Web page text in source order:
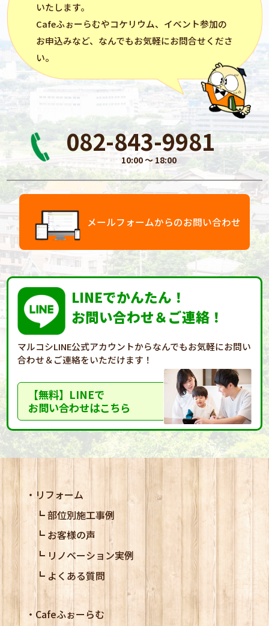
いたします。
Cafeふぉーらむやコケリウム、イベント参加の
お申込みなど、なんでもお気軽にお問合せくださ
い。
082-843-9981
10:00 〜 18:00
メールフォームからのお問い合わせ
LINEでかんたん！
お問い合わせ＆ご連絡！
マルコシLINE公式アカウントからなんでもお気軽にお問い
合わせ＆ご連絡をいただけます！
【無料】LINEで
お問い合わせはこちら
リフォーム
部位別施工事例
お客様の声
リノベーション実例
よくある質問
Cafeふぉーらむ